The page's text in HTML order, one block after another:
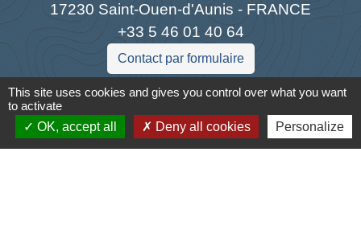
17230 Saint-Ouen-d'Aunis - FRANCE
+33 5 46 01 40 64
Contact par formulaire
This site uses cookies and gives you control over what you want
to activate
OK, accept all
Deny all cookies Personalize